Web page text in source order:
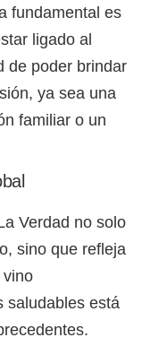
fundamental es
ligado al
de poder brindar
ya sea una
familiar o un
Verdad no solo
sino que refleja
vino
saludables está